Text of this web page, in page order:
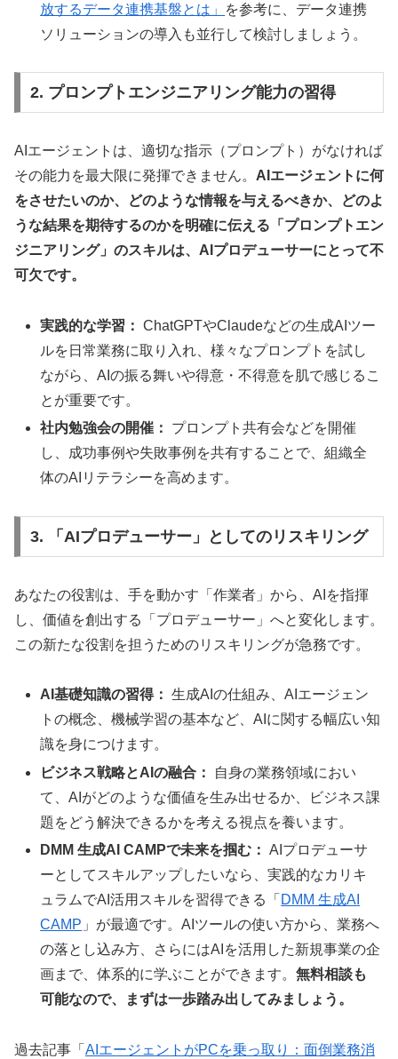
放するデータ連携基盤とは」
を参考に、データ連携
ソリューションの導入も並行して検討しましょう。
2. プロンプトエンジニアリング能力の習得
AIエージェントは、適切な指示（プロンプト）がなければ
その能力を最大限に発揮できません。 AIエージェントに何
をさせたいのか、どのような情報を与えるべきか、どのよ
うな結果を期待するのかを明確に伝える「プロンプトエン
ジニアリング」のスキルは、AIプロデューサーにとって不
可欠です。
実践的な学習： ChatGPTやClaudeなどの生成AIツー
ルを日常業務に取り入れ、様々なプロンプトを試し
ながら、AIの振る舞いや得意・不得意を肌で感じるこ
とが重要です。
社内勉強会の開催：
プロンプト共有会などを開催
し、成功事例や失敗事例を共有することで、組織全
体のAIリテラシーを高めます。
3. 「AIプロデューサー」としてのリスキリング
あなたの役割は、手を動かす「作業者」から、AIを指揮
し、価値を創出する「プロデューサー」へと変化します。
この新たな役割を担うためのリスキリングが急務です。
AI基礎知識の習得： 生成AIの仕組み、AIエージェン
トの概念、機械学習の基本など、AIに関する幅広い知
識を身につけます。
ビジネス戦略とAIの融合：
自身の業務領域におい
て、AIがどのような価値を生み出せるか、ビジネス課
題をどう解決できるかを考える視点を養います。
DMM 生成AI CAMPで未来を掴む： AIプロデューサ
ーとしてスキルアップしたいなら、実践的なカリキ
ュラムでAI活用スキルを習得できる「 DMM 生成AI
CAMP 」が最適です。AIツールの使い方から、業務へ
の落とし込み方、さらにはAIを活用した新規事業の企
画まで、体系的に学ぶことができます。無料相談も
可能なので、まずは一歩踏み出してみましょう。
過去記事「 AIエージェントがPCを乗っ取り：面倒業務消